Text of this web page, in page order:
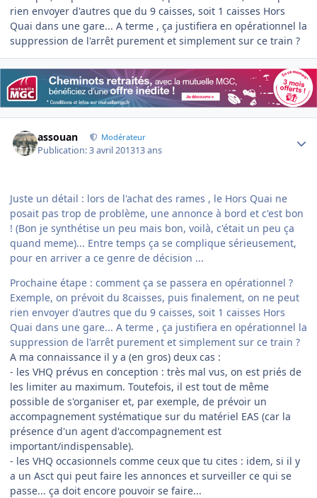
rien envoyer d'autres que du 9 caisses, soit 1 caisses Hors
Quai dans une gare... A terme , ça justifiera en opérationnel la
suppression de l'arrêt purement et simplement sur ce train ?
assouan Modérateur
Publication:3 avril 201313 ans
Juste un détail : lors de l'achat des rames , le Hors Quai ne
posait pas trop de problème, une annonce à bord et c'est bon
! (Bon je synthétise un peu mais bon, voilà, c'était un peu ça
quand meme)... Entre temps ça se complique sérieusement,
pour en arriver a ce genre de décision ...
Prochaine étape : comment ça se passera en opérationnel ?
Exemple, on prévoit du 8caisses, puis finalement, on ne peut
rien envoyer d'autres que du 9 caisses, soit 1 caisses Hors
Quai dans une gare... A terme , ça justifiera en opérationnel la
suppression de l'arrêt purement et simplement sur ce train ?
A ma connaissance il y a (en gros) deux cas :
- les VHQ prévus en conception : très mal vus, on est priés de
les limiter au maximum. Toutefois, il est tout de même
possible de s'organiser et, par exemple, de prévoir un
accompagnement systématique sur du matériel EAS (car la
présence d'un agent d'accompagnement est
important/indispensable).
- les VHQ occasionnels comme ceux que tu cites : idem, si il y
a un Asct qui peut faire les annonces et surveiller ce qui se
passe... ça doit encore pouvoir se faire...